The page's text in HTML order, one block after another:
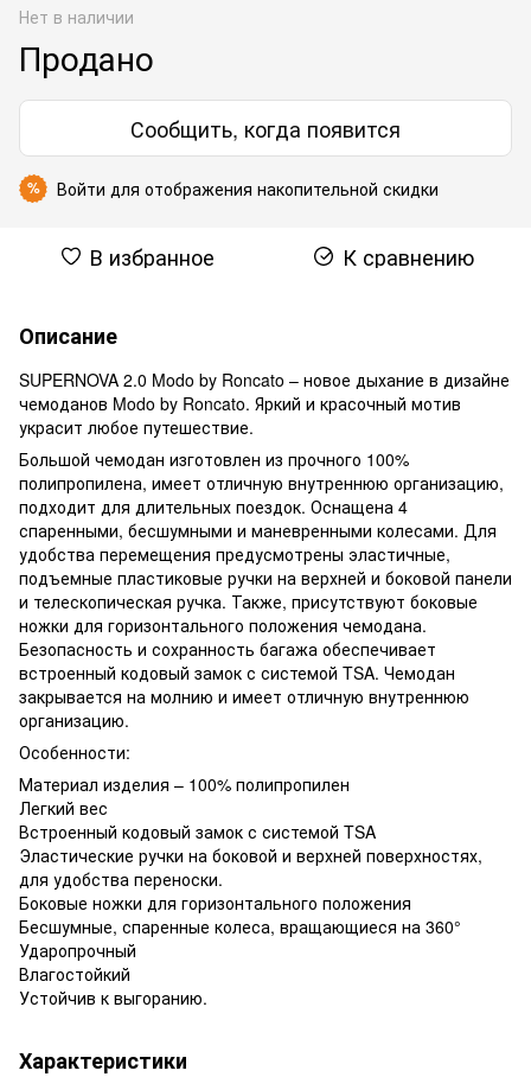
Нет в наличии
Продано
Сообщить, когда появится
% Войти для отображения накопительной скидки
В избранное К сравнению
Описание
SUPERNOVA 2.0 Modo by Roncato – новое дыхание в дизайне
чемоданов Modo by Roncato. Яркий и красочный мотив
украсит любое путешествие.
Большой чемодан изготовлен из прочного 100%
полипропилена, имеет отличную внутреннюю организацию,
подходит для длительных поездок. Оснащена 4
спаренными, бесшумными и маневренными колесами. Для
удобства перемещения предусмотрены эластичные,
подъемные пластиковые ручки на верхней и боковой панели
и телескопическая ручка. Также, присутствуют боковые
ножки для горизонтального положения чемодана.
Безопасность и сохранность багажа обеспечивает
встроенный кодовый замок с системой TSA. Чемодан
закрывается на молнию и имеет отличную внутреннюю
организацию.
Особенности:
Материал изделия – 100% полипропилен
Легкий вес
Встроенный кодовый замок с системой TSA
Эластические ручки на боковой и верхней поверхностях,
для удобства переноски.
Боковые ножки для горизонтального положения
Бесшумные, спаренные колеса, вращающиеся на 360°
Ударопрочный
Влагостойкий
Устойчив к выгоранию.
Характеристики